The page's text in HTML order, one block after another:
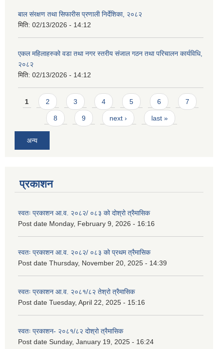
बाल संरक्षण तथा सिफारीस प्रणाली निर्देशिका, २०८२
मिति: 02/13/2026 - 14:12
एकल महिलाहरुको वडा तथा नगर स्तरीय संजाल गठन तथा परिचालन कार्यविधि,
२०८२
मिति: 02/13/2026 - 14:12
Pages
1 2 3 4 5 6 7
8 9 next › last »
अन्य
प्रकाशन
स्वतः प्रकाशन आ.व. २०८२/ ०८३ को दोश्रो त्रैमासिक
Post date Monday, February 9, 2026 - 16:16
स्वतः प्रकाशन आ.व. २०८२/ ०८३ को प्रथम त्रैमासिक
Post date Thursday, November 20, 2025 - 14:39
स्वतः प्रकाशन आ.व. २०८१/८२ तेश्रो त्रैमासिक
Post date Tuesday, April 22, 2025 - 15:16
स्वतः प्रकाशन- २०८१/८२ दोश्रो त्रैमासिक
Post date Sunday, January 19, 2025 - 16:24